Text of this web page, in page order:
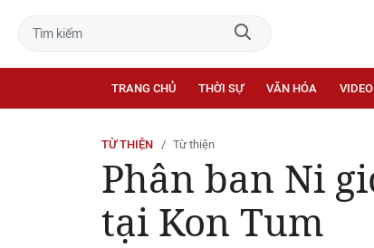
TRANG CHỦ THỜI SỰ VĂN HÓA VIDEO
TỪ THIỆN Từ thiện
Phân ban Ni
tại Kon Tum